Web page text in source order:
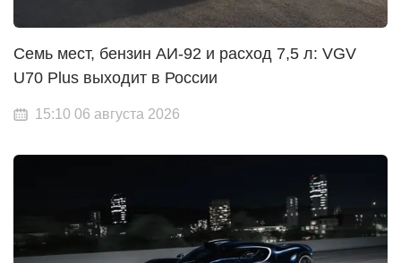
Семь мест, бензин АИ-92 и расход 7,5 л: VGV
U70 Plus выходит в России
15:10 06 августа 2026